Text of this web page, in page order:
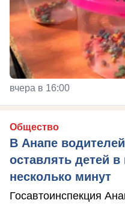
вчера в 16:00
Общество
В Анапе
оставлять детей
несколько минут
Госавтоинспекция